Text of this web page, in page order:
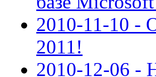
2010-11-10 -
2011!
2010-12-06 -